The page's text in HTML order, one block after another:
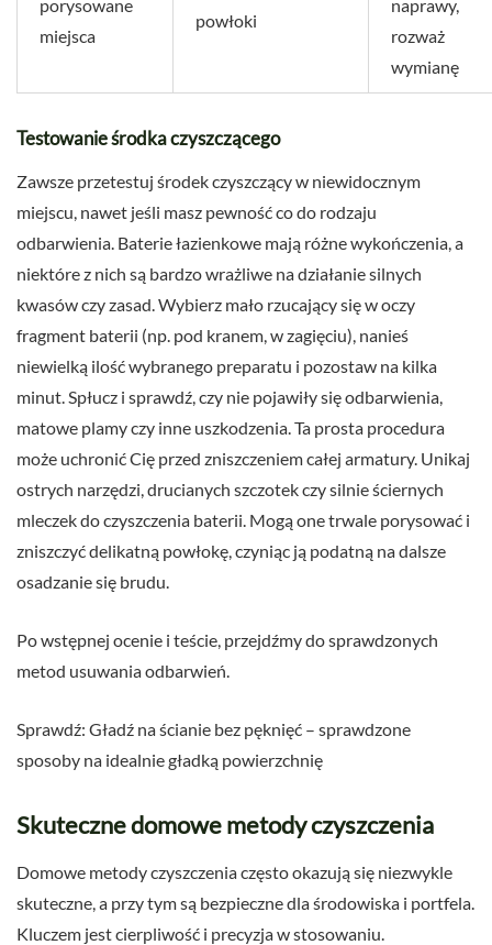
porysowane
miejsca
powłoki
naprawy,
rozważ
wymianę
Testowanie środka czyszczącego
Zawsze przetestuj środek czyszczący w niewidocznym
miejscu, nawet jeśli masz pewność co do rodzaju
odbarwienia. Baterie łazienkowe mają różne wykończenia, a
niektóre z nich są bardzo wrażliwe na działanie silnych
kwasów czy zasad. Wybierz mało rzucający się w oczy
fragment baterii (np. pod kranem, w zagięciu), nanieś
niewielką ilość wybranego preparatu i pozostaw na kilka
minut. Spłucz i sprawdź, czy nie pojawiły się odbarwienia,
matowe plamy czy inne uszkodzenia. Ta prosta procedura
może uchronić Cię przed zniszczeniem całej armatury. Unikaj
ostrych narzędzi, drucianych szczotek czy silnie ściernych
mleczek do czyszczenia baterii. Mogą one trwale porysować i
zniszczyć delikatną powłokę, czyniąc ją podatną na dalsze
osadzanie się brudu.
Po wstępnej ocenie i teście, przejdźmy do sprawdzonych
metod usuwania odbarwień.
Sprawdź: Gładź na ścianie bez pęknięć – sprawdzone
sposoby na idealnie gładką powierzchnię
Skuteczne domowe metody czyszczenia
Domowe metody czyszczenia często okazują się niezwykle
skuteczne, a przy tym są bezpieczne dla środowiska i portfela.
Kluczem jest cierpliwość i precyzja w stosowaniu.